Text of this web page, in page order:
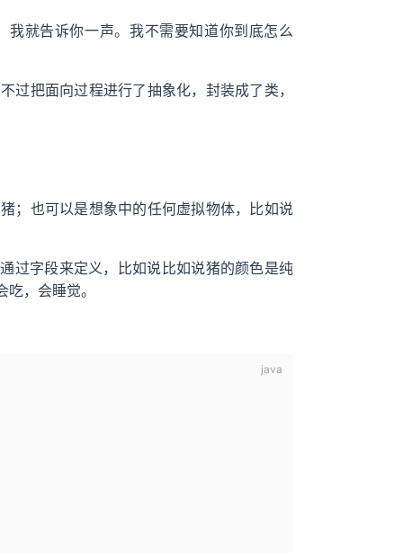
就告诉你一声。我不需要知道你到底怎么
过把面向过程进行了抽象化，封装成了类，
；也可以是想象中的任何虚拟物体，比如说
过字段来定义，比如说比如说猪的颜色是纯
，会睡觉。